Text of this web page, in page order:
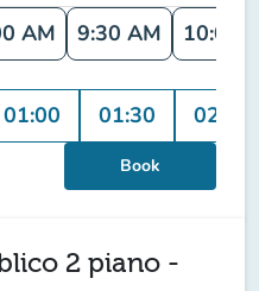
AM 9:30 AM 10:00
01:00 01:30 02:00
Book
2 piano -